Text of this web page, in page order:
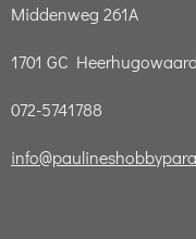
Middenweg 261A
1701 GC Heerhugowaard
072-5741788